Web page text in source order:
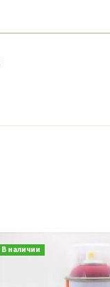
В наличии